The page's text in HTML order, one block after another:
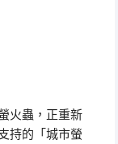
火蟲，正重新
持的「城市螢